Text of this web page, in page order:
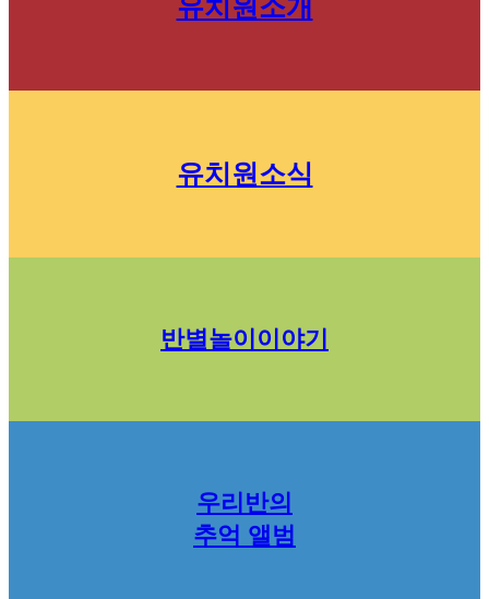
유치원소개
유치원소식
반별놀이이야기
우리반의
추억 앨범